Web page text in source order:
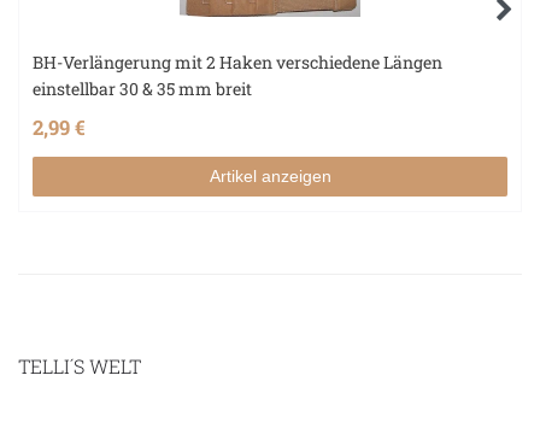
BH-Verlängerung mit 2 Haken verschiedene Längen
einstellbar 30 & 35 mm breit
2,99 €
Artikel anzeigen
TELLI´S WELT